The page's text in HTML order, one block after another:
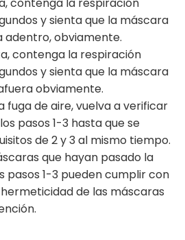
contenga la respiración
y sienta que la máscara
adentro, obviamente.
contenga la respiración
y sienta que la máscara
obviamente.
fuga de aire, vuelva a verificar
pasos 1-3 hasta que se
de 2 y 3 al mismo tiempo.
que hayan pasado la
pasos 1-3 pueden cumplir con
de las máscaras